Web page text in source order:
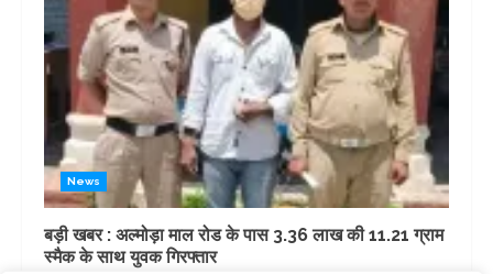
News
बड़ी खबर : अल्मोड़ा माल रोड के पास 3.36 लाख की 11.21 ग्राम
स्मैक के साथ युवक गिरफ्तार